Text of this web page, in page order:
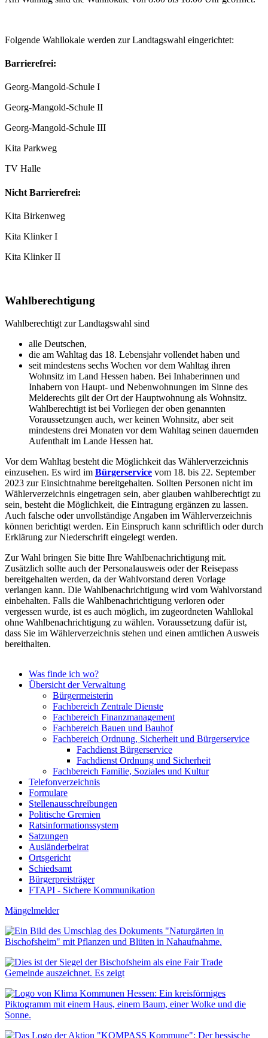
Folgende Wahllokale werden zur Landtagswahl eingerichtet:
Barrierefrei:
Georg-Mangold-Schule I
Georg-Mangold-Schule II
Georg-Mangold-Schule III
Kita Parkweg
TV Halle
Nicht Barrierefrei:
Kita Birkenweg
Kita Klinker I
Kita Klinker II
Wahlberechtigung
Wahlberechtigt zur Landtagswahl sind
alle Deutschen,
die am Wahltag das 18. Lebensjahr vollendet haben und
seit mindestens sechs Wochen vor dem Wahltag ihren
Wohnsitz im Land Hessen haben. Bei Inhaberinnen und
Inhabern von Haupt- und Nebenwohnungen im Sinne des
Melderechts gilt der Ort der Hauptwohnung als Wohnsitz.
Wahlberechtigt ist bei Vorliegen der oben genannten
Voraussetzungen auch, wer keinen Wohnsitz, aber seit
mindestens drei Monaten vor dem Wahltag seinen dauernden
Aufenthalt im Lande Hessen hat.
Vor dem Wahltag besteht die Möglichkeit das Wählerverzeichnis
einzusehen. Es wird im Bürgerservice vom 18. bis 22. September
2023 zur Einsichtnahme bereitgehalten. Sollten Personen nicht im
Wählerverzeichnis eingetragen sein, aber glauben wahlberechtigt zu
sein, besteht die Möglichkeit, die Eintragung ergänzen zu lassen.
Auch falsche oder unvollständige Angaben im Wählerverzeichnis
können berichtigt werden. Ein Einspruch kann schriftlich oder durch
Erklärung zur Niederschrift eingelegt werden.
Zur Wahl bringen Sie bitte Ihre Wahlbenachrichtigung mit.
Zusätzlich sollte auch der Personalausweis oder der Reisepass
bereitgehalten werden, da der Wahlvorstand deren Vorlage
verlangen kann. Die Wahlbenachrichtigung wird vom Wahlvorstand
einbehalten. Falls die Wahlbenachrichtigung verloren oder
vergessen wurde, ist es auch möglich, im zugeordneten Wahllokal
ohne Wahlbenachrichtigung zu wählen. Voraussetzung dafür ist,
dass Sie im Wählerverzeichnis stehen und einen amtlichen Ausweis
bereithalten.
Was finde ich wo?
Übersicht der Verwaltung
Bürgermeisterin
Fachbereich Zentrale Dienste
Fachbereich Finanzmanagement
Fachbereich Bauen und Bauhof
Fachbereich Ordnung, Sicherheit und Bürgerservice
Fachdienst Bürgerservice
Fachdienst Ordnung und Sicherheit
Fachbereich Familie, Soziales und Kultur
Telefonverzeichnis
Formulare
Stellenausschreibungen
Politische Gremien
Ratsinformationssystem
Satzungen
Ausländerbeirat
Ortsgericht
Schiedsamt
Bürgerpreisträger
FTAPI - Sichere Kommunikation
Mängelmelder